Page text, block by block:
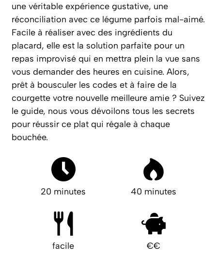
une véritable expérience gustative, une
réconciliation avec ce légume parfois mal-aimé.
Facile à réaliser avec des ingrédients du
placard, elle est la solution parfaite pour un
repas improvisé qui en mettra plein la vue sans
vous demander des heures en cuisine. Alors,
prêt à bousculer les codes et à faire de la
courgette votre nouvelle meilleure amie ? Suivez
le guide, nous vous dévoilons tous les secrets
pour réussir ce plat qui régale à chaque
bouchée.
20 minutes 40 minutes
facile €€